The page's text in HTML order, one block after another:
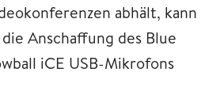
abhält, kann
Anschaffung des Blue
iCE USB-Mikrofons